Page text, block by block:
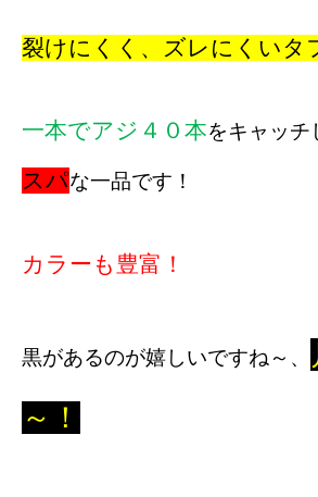
裂けにくく、ズレにくいタ
一本でアジ４０本をキャッチ
スパな一品です！
カラーも豊富！
黒があるのが嬉しいですね～、
～！